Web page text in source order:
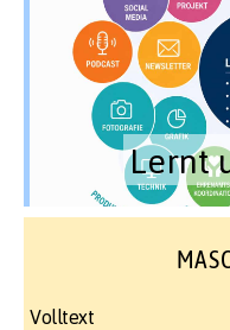
Lernt
Volltext